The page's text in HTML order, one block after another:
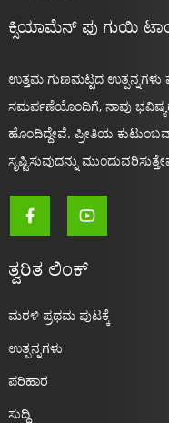
ಕ್ಸಿಯಾಮೆನ್ ಫು ಗುಯಿ
ಉತ್ತಮ ಗುಣಮಟ್ಟದ ಉತ್ಪನ್ನಗಳು
ಸಮರ್ಪಣೆಯೊಂದಿಗೆ, ನಾವು
ಹೊಂದಿದ್ದೇವೆ. ಪ್ರೀತಿಯ
ಸೃಷ್ಟಿಸುವುದನ್ನು
ತ್ವರಿತ ಲಿಂಕ್
ಮರಳಿ ಪ್ರಥಮ ಪುಟಕ್ಕೆ
ಉತ್ಪನ್ನಗಳು
ಪರಿಹಾರ
ಸುದ್ದಿ